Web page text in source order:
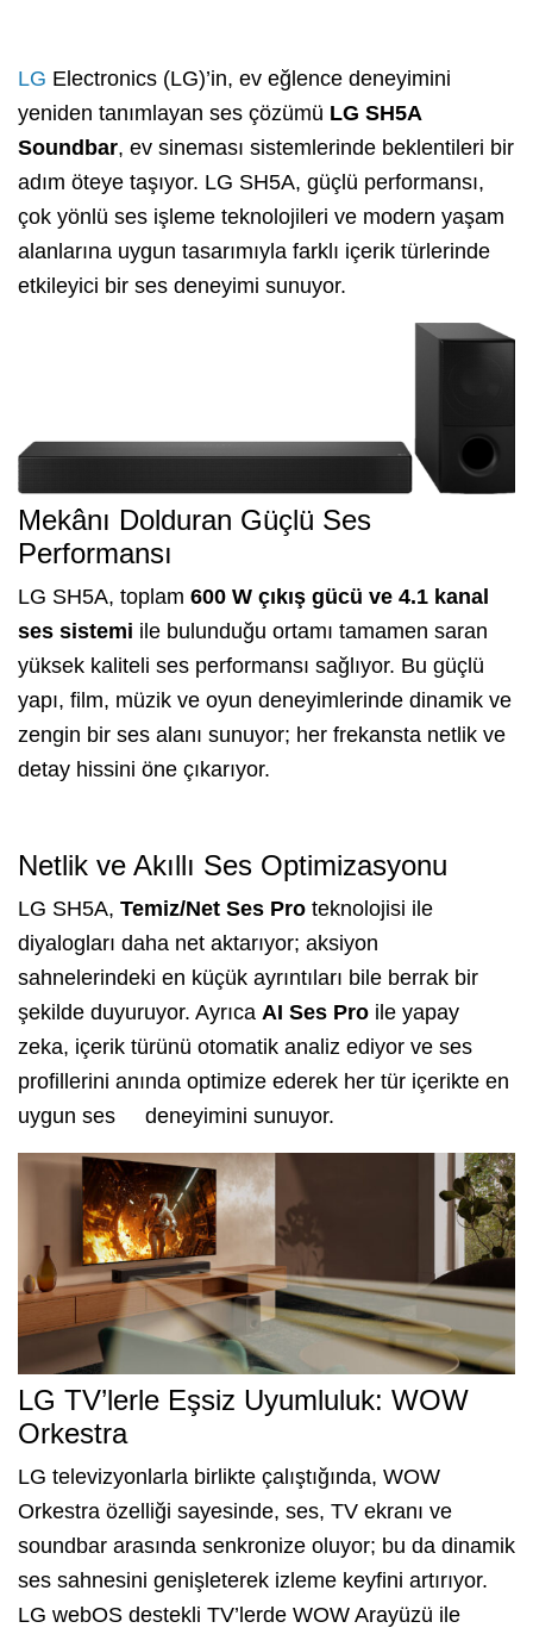
LG Electronics (LG)’in, ev eğlence deneyimini
yeniden tanımlayan ses çözümü LG SH5A
Soundbar, ev sineması sistemlerinde beklentileri bir
adım öteye taşıyor. LG SH5A, güçlü performansı,
çok yönlü ses işleme teknolojileri ve modern yaşam
alanlarına uygun tasarımıyla farklı içerik türlerinde
etkileyici bir ses deneyimi sunuyor.
Mekânı Dolduran Güçlü Ses
Performansı
LG SH5A, toplam 600 W çıkış gücü ve 4.1 kanal
ses sistemi ile bulunduğu ortamı tamamen saran
yüksek kaliteli ses performansı sağlıyor. Bu güçlü
yapı, film, müzik ve oyun deneyimlerinde dinamik ve
zengin bir ses alanı sunuyor; her frekansta netlik ve
detay hissini öne çıkarıyor.
Netlik ve Akıllı Ses Optimizasyonu
LG SH5A, Temiz/Net Ses Pro teknolojisi ile
diyalogları daha net aktarıyor; aksiyon
sahnelerindeki en küçük ayrıntıları bile berrak bir
şekilde duyuruyor. Ayrıca AI Ses Pro ile yapay
zeka, içerik türünü otomatik analiz ediyor ve ses
profillerini anında optimize ederek her tür içerikte en
uygun ses deneyimini sunuyor.
LG TV’lerle Eşsiz Uyumluluk: WOW
Orkestra
LG televizyonlarla birlikte çalıştığında, WOW
Orkestra özelliği sayesinde, ses, TV ekranı ve
soundbar arasında senkronize oluyor; bu da dinamik
ses sahnesini genişleterek izleme keyfini artırıyor.
LG webOS destekli TV’lerde WOW Arayüzü ile